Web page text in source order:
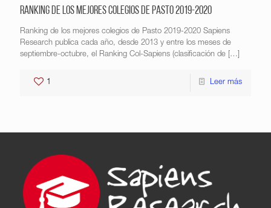
Ranking de los mejores colegios de Pasto 2019-2020
Ranking de los mejores colegios de Pasto 2019-2020 Sapiens
Research publica cada año, desde 2013 y entre los meses de
septiembre-octubre, el Ranking Col-Sapiens (clasificación de […]
1 Leer más